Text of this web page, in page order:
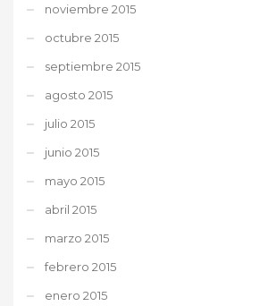
noviembre 2015
octubre 2015
septiembre 2015
agosto 2015
julio 2015
junio 2015
mayo 2015
abril 2015
marzo 2015
febrero 2015
enero 2015